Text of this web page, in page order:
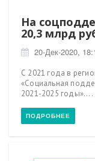
На
20,3 млрд
20-Дек-2020,
С 2021 года в
«Социальная
2021-2025 годы»....
ПОДРОБНЕЕ